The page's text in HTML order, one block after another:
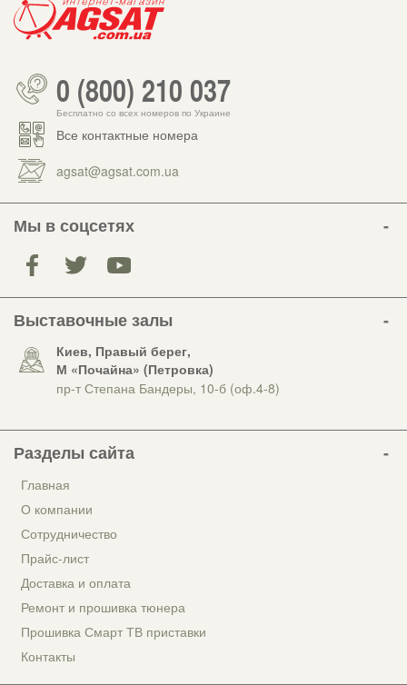
0 (800) 210 037
Бесплатно со всех номеров по Украине
Все контактные номера
agsat@agsat.com.ua
Мы в соцсетях
Выставочные залы
Киев, Правый берег,
М «Почайна» (Петровка)
пр-т Степана Бандеры, 10-б (оф.4-8)
Разделы сайта
Главная
О компании
Сотрудничество
Прайс-лист
Доставка и оплата
Ремонт и прошивка тюнера
Прошивка Смарт ТВ приставки
Контакты